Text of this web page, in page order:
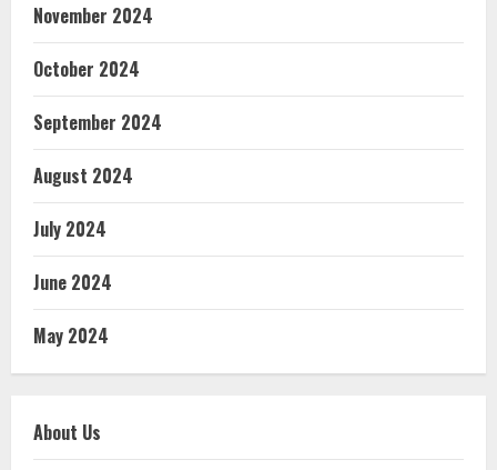
November 2024
October 2024
September 2024
August 2024
July 2024
June 2024
May 2024
About Us